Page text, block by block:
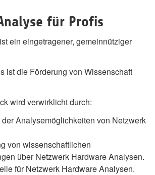
für Profis
ein eingetragener, gemeinnütziger
ist die Förderung von Wissenschaft
wird verwirklicht durch:
Analysemöglichkeiten von Netzwerk
von wissenschaftlichen
über Netzwerk Hardware Analysen.
für Netzwerk Hardware Analysen.